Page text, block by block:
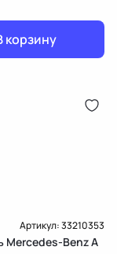
корзину
Артикул:33210353
Mercedes-Benz A